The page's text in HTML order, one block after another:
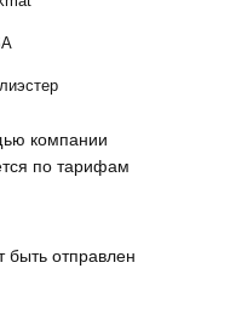
компании
по тарифам
быть отправлен